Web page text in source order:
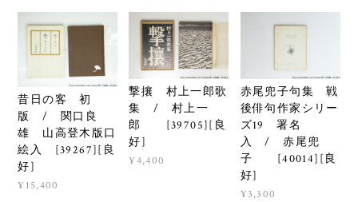
昔日の客 初
版 / 関口良
雄 山高登木版口
絵入 [39267][良
好]
¥15,400
撃攘 村上一郎歌
集 / 村上一
郎 [39705][良
好]
¥4,400
赤尾兜子句集 戦
後俳句作家シリー
ズ19 署名
入 / 赤尾兜
子 [40014][良
好]
¥3,300